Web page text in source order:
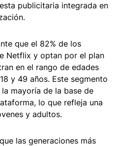
publicitaria integrada en
que el 82% de los
Netflix y optan por el plan
en el rango de edades
y 49 años. Este segmento
mayoría de la base de
lo que refleja una
y adultos.
las generaciones más